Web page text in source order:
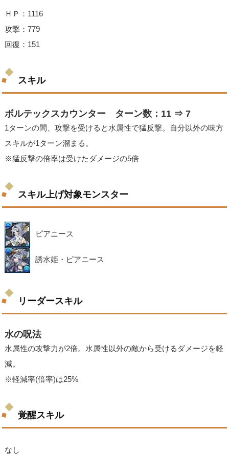
ＨＰ：1116
攻撃：779
回復：151
スキル
ボルテックスカウンター ターン数：11 ⇒ 7
1ターンの間、攻撃を受けると水属性で猛反撃。自分以外の味方
スキルが1ターン溜まる。
※猛反撃の倍率は受けたダメージの5倍
スキル上げ対象モンスター
ピアニース
誘水姫・ピアニース
リーダースキル
水の呪法
水属性の攻撃力が2倍。水属性以外の敵から受けるダメージを軽
減。
※軽減率(倍率)は25%
覚醒スキル
なし